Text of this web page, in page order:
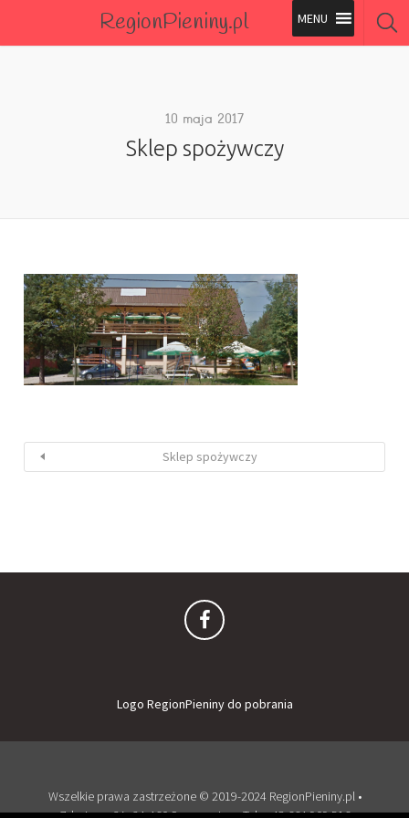
RegionPieniny.pl
Wszystkie Obiekty
10 maja 2017
Sklep spożywczy
Sklep spożywczy
Logo RegionPieniny do pobrania
Wszelkie prawa zastrzeżone © 2019-2024 RegionPieniny.pl •